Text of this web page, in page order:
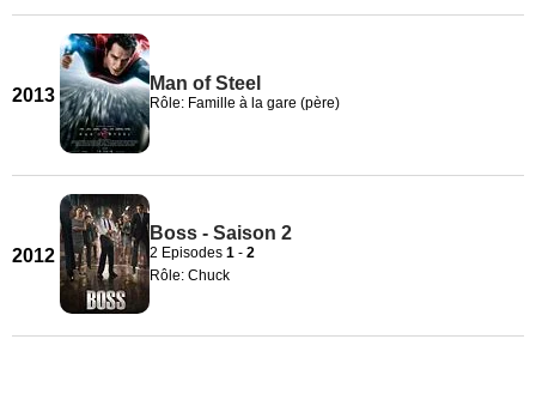
2013
Man of Steel
Rôle: Famille à la gare (père)
2012
Boss - Saison 2
2 Episodes 1 - 2
Rôle: Chuck